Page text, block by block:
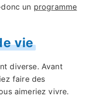
un programme
vie
diverse. Avant
faire des
aimeriez vivre.